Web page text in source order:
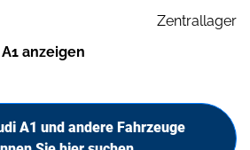
Zentrallager
anzeigen
A1 und andere Fahrzeuge